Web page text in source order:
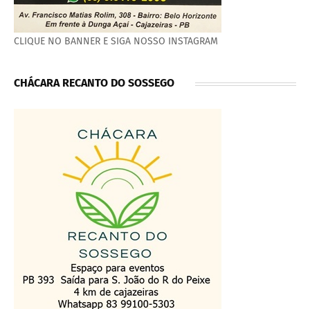
CLIQUE NO BANNER E SIGA NOSSO INSTAGRAM
CHÁCARA RECANTO DO SOSSEGO